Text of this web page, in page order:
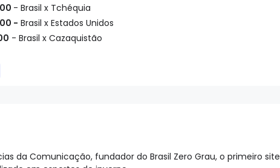
- Brasil x Tchéquia
- Brasil x Estados Unidos
- Brasil x Cazaquistão
da Comunicação, fundador do Brasil Zero Grau, o primeiro site